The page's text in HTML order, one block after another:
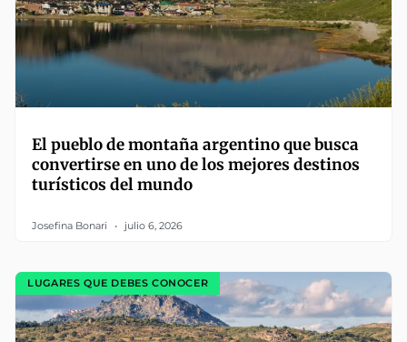
El pueblo de montaña argentino que busca
convertirse en uno de los mejores destinos
turísticos del mundo
Josefina Bonari julio 6, 2026
LUGARES QUE DEBES CONOCER